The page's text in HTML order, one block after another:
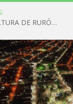
ESCUTA PÚBLICA COM AUTORES DA CULTURA DE RURÓPOLIS